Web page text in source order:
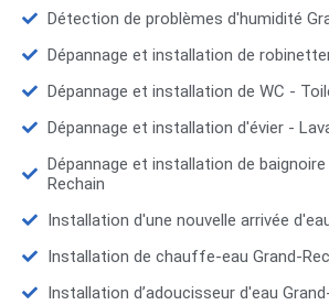
Détection de problèmes d'humidité
Dépannage et installation de
Dépannage et installation de WC -
Dépannage et installation d'évier -
Dépannage et installation de
Rechain
Installation d'une nouvelle arrivée
Installation de chauffe-eau Grand-
Installation d’adoucisseur d'eau